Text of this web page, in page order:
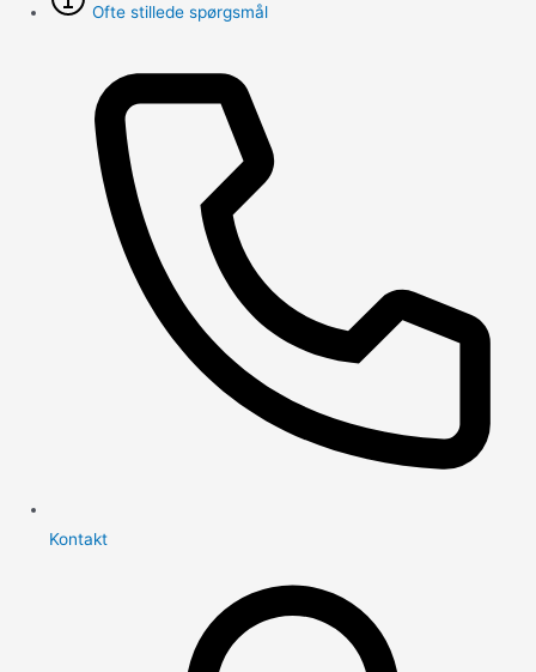
Ofte stillede spørgsmål
Kontakt